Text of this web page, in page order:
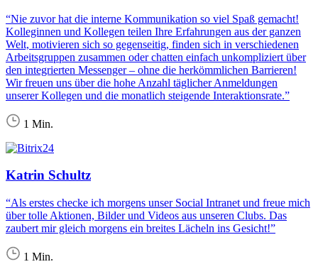
“Nie zuvor hat die interne Kommunikation so viel Spaß gemacht!
Kolleginnen und Kollegen teilen Ihre Erfahrungen aus der ganzen
Welt, motivieren sich so gegenseitig, finden sich in verschiedenen
Arbeitsgruppen zusammen oder chatten einfach unkompliziert über
den integrierten Messenger – ohne die herkömmlichen Barrieren!
Wir freuen uns über die hohe Anzahl täglicher Anmeldungen
unserer Kollegen und die monatlich steigende Interaktionsrate.”
1 Min.
Katrin Schultz
“Als erstes checke ich morgens unser Social Intranet und freue mich
über tolle Aktionen, Bilder und Videos aus unseren Clubs. Das
zaubert mir gleich morgens ein breites Lächeln ins Gesicht!”
1 Min.